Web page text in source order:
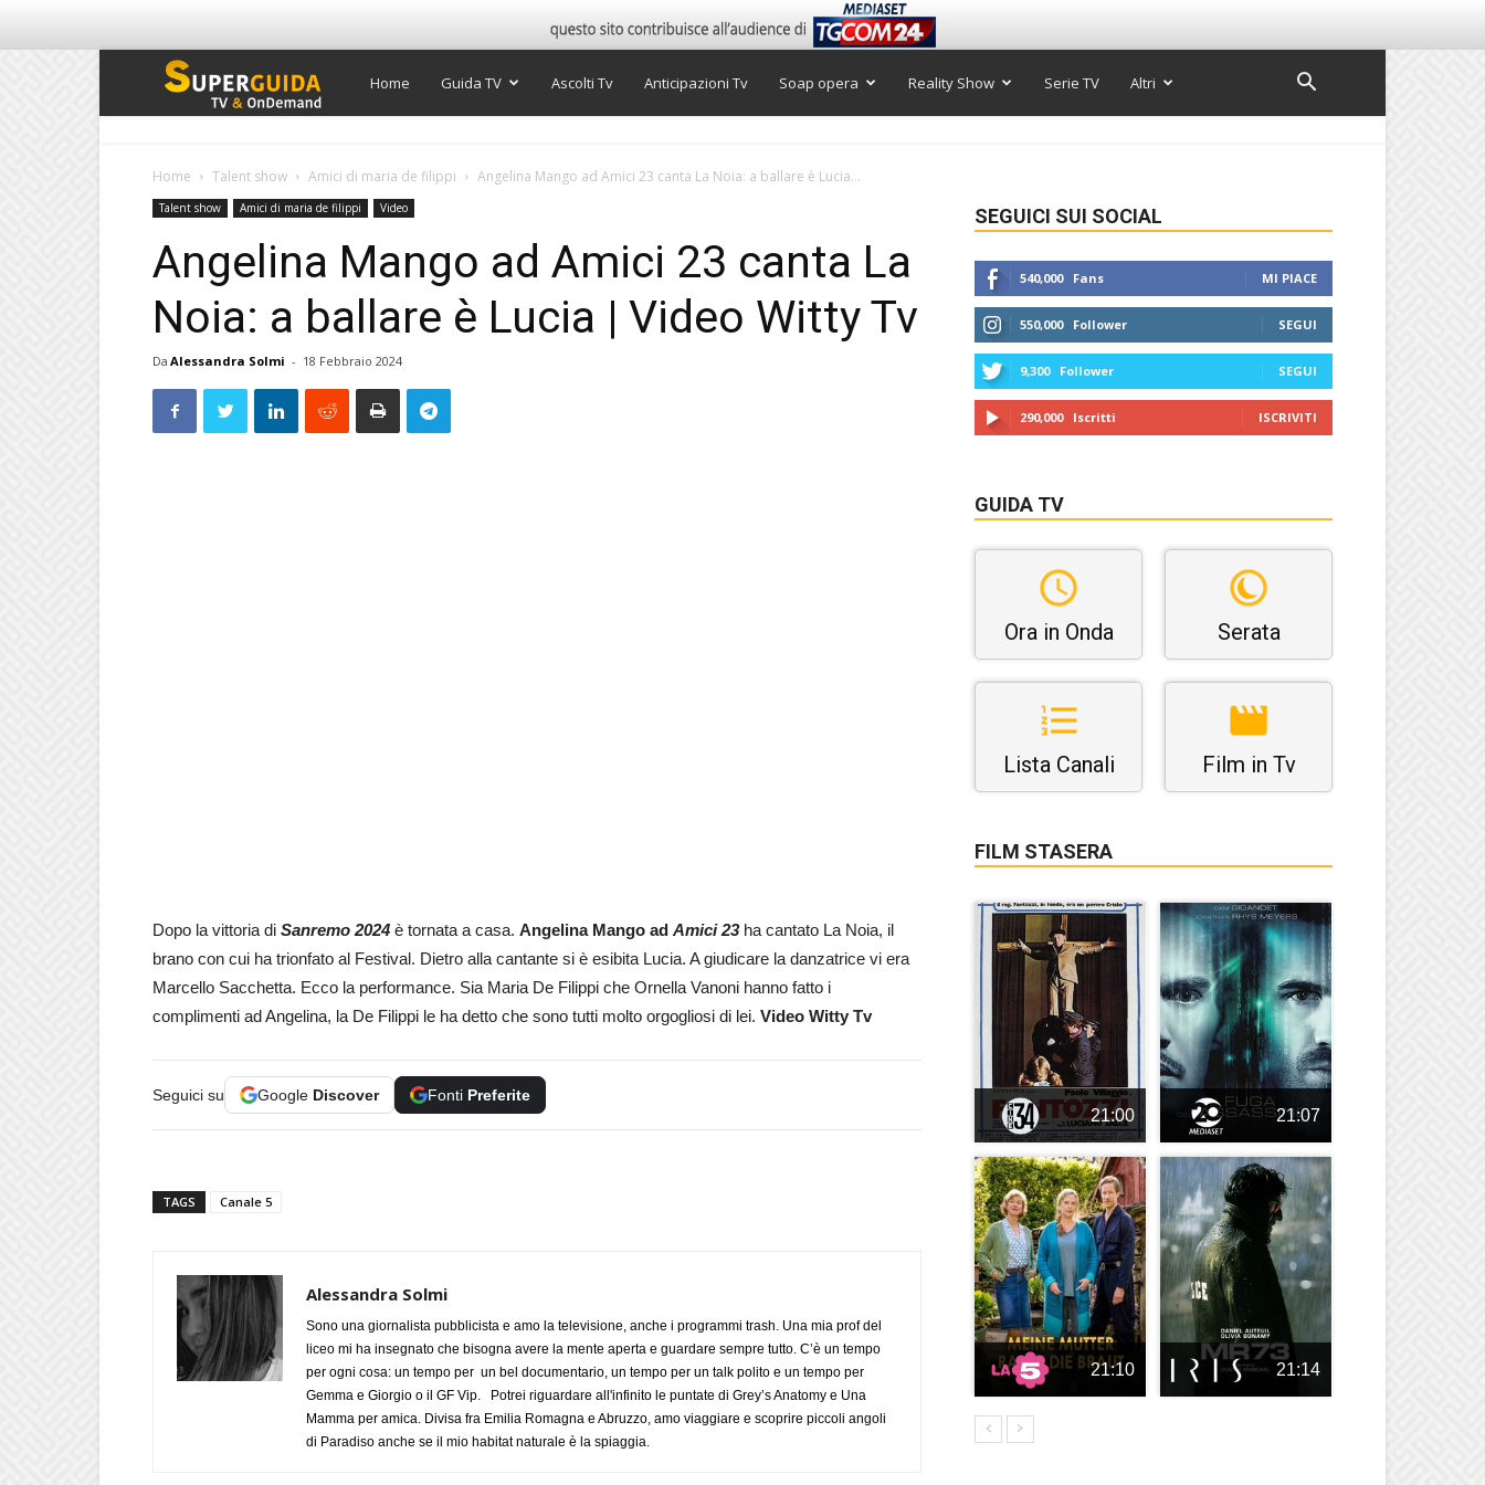
Super
TV
Home Guida TV Ascolti Tv Anticipazioni Tv Soap opera Reality Show Serie TV Altri
Home Talent show Amici di maria de filippi Angelina Mango ad Amici 23 canta La Noia: a ballare è Lucia...
Talent show Amici di maria de filippi Video
Angelina Mango ad Amici 23 canta La
Noia: a ballare è Lucia | Video Witty Tv
Da Alessandra Solmi - 18 Febbraio 2024
Dopo la vittoria di Sanremo 2024 è tornata a casa. Angelina Mango ad Amici 23ha cantato La Noia, il
brano con cui ha trionfato al Festival. Dietro alla cantante si è esibita Lucia. A giudicare la danzatrice vi era
Marcello Sacchetta. Ecco la performance. Sia Maria De Filippi che Ornella Vanoni hanno fatto i
complimenti ad Angelina, la De Filippi le ha detto che sono tutti molto orgogliosi di lei. Video Witty Tv
Seguici su Google Discover Fonti Preferite
TAGS Canale 5
Alessandra Solmi
Sono una giornalista pubblicista e amo la televisione, anche i programmi trash. Una mia prof del
liceo mi ha insegnato che bisogna avere la mente aperta e guardare sempre tutto. C’è un tempo
per ogni cosa: un tempo per un bel documentario, un tempo per un talk polito e un tempo per
Gemma e Giorgio o il GF Vip. Potrei riguardare all'infinito le puntate di Grey’s Anatomy e Una
Mamma per amica. Divisa fra Emilia Romagna e Abruzzo, amo viaggiare e scoprire piccoli angoli
di Paradiso anche se il mio habitat naturale è la spiaggia.
SEGUICI SUI SOCIAL
540,000 Fans MI PIACE
550,000 Follower SEGUI
9,300 Follower SEGUI
290,000 Iscritti ISCRIVITI
GUIDA TV
Ora in Onda Serata
Lista Canali Film in Tv
FILM STASERA
21:00 21:07
21:10 21:14